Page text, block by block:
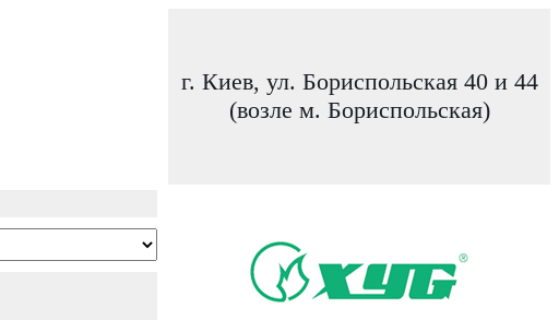
г. Киев, ул. Бориспольская 40 и 44
(возле м. Бориспольская)